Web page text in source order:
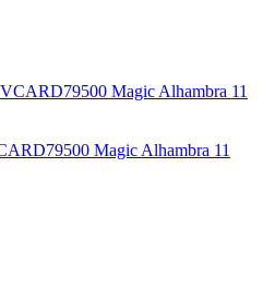
Magic Alhambra 11